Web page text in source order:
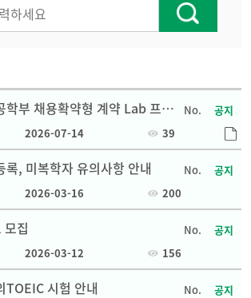
공지
학부 채용확약형 계약 Lab 프로
개최 안내
2026-07-14 39
공지
, 미복학자 유의사항 안내
2026-03-16 200
공지
집
2026-03-12 156
공지
시험 안내